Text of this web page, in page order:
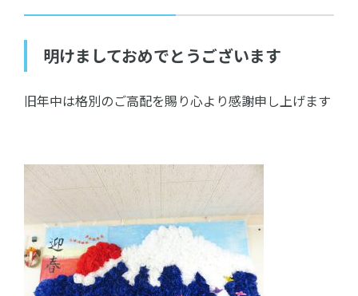
明けましておめでとうございます
旧年中は格別のご高配を賜り心より感謝申し上げます